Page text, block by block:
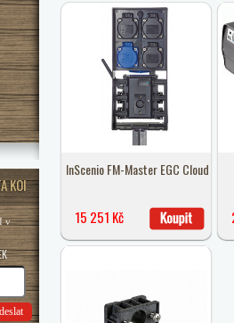
KOI
v
InScenio FM-Master EGC Cloud
15 251 Kč